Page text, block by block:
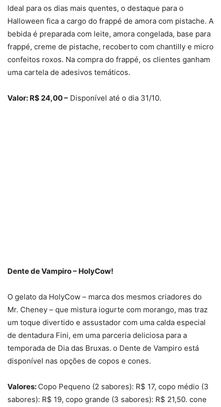
Ideal para os dias mais quentes, o destaque para o
Halloween fica a cargo do frappé de amora com pistache. A
bebida é preparada com leite, amora congelada, base para
frappé, creme de pistache, recoberto com chantilly e micro
confeitos roxos. Na compra do frappé, os clientes ganham
uma cartela de adesivos temáticos.
Valor: R$ 24,00 – Disponível até o dia 31/10.
Dente de Vampiro – HolyCow!
O gelato da HolyCow – marca dos mesmos criadores do
Mr. Cheney – que mistura iogurte com morango, mas traz
um toque divertido e assustador com uma calda especial
de dentadura Fini, em uma parceria deliciosa para a
temporada de Dia das Bruxas. o Dente de Vampiro está
disponível nas opções de copos e cones.
Valores: Copo Pequeno (2 sabores): R$ 17, copo médio (3
sabores): R$ 19, copo grande (3 sabores): R$ 21,50. cone